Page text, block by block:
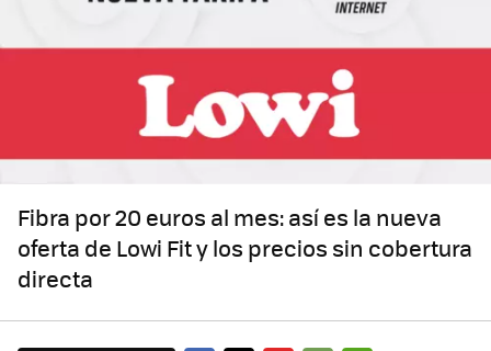
Fibra por 20 euros al mes: así es la nueva
oferta de Lowi Fit y los precios sin cobertura
directa